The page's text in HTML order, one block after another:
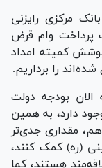
مرکزی رایزنی
پرداخت وام قرض
کمیته امداد
را برداریم.
بودجه دولت
دارد، به همین
مقداری جدی‌تر
(ره) کمک کنند،
هستند، کما